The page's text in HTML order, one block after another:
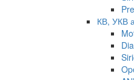
КВ, УКВ